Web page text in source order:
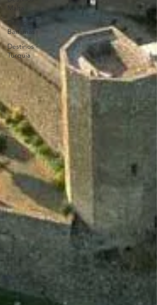
Malta
Destinos -
Bahamas
Destinos -
Turquia